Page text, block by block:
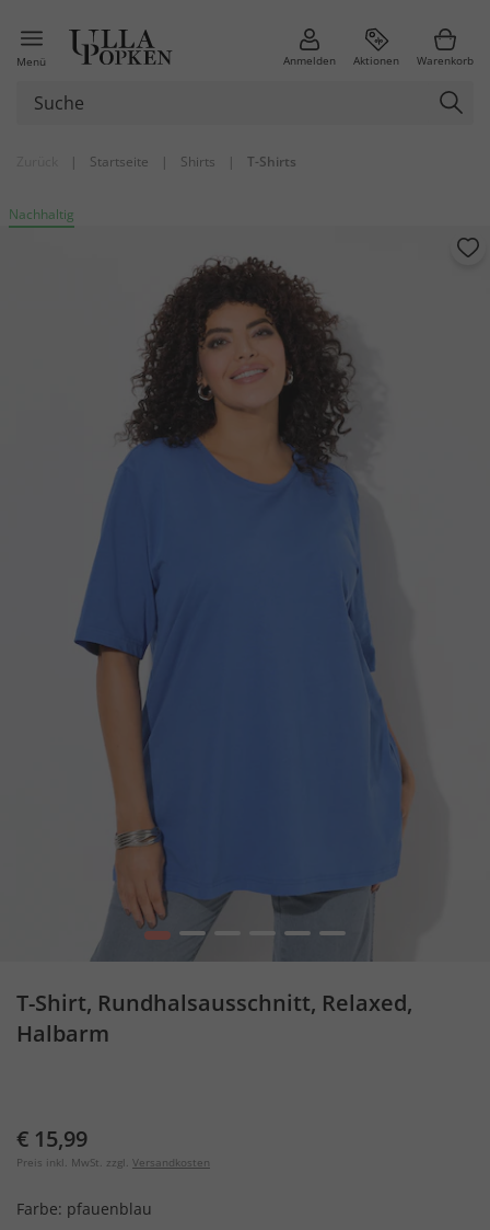
Menü Anmelden Aktionen Warenkorb
| Startseite | Shirts | T-Shirts
Nachhaltig
1 2 5 6
T-Shirt, Rundhalsausschnitt, Relaxed,
Halbarm
€ 15,99
Preis inkl. MwSt. zzgl. Versandkosten
Farbe: pfauenblau